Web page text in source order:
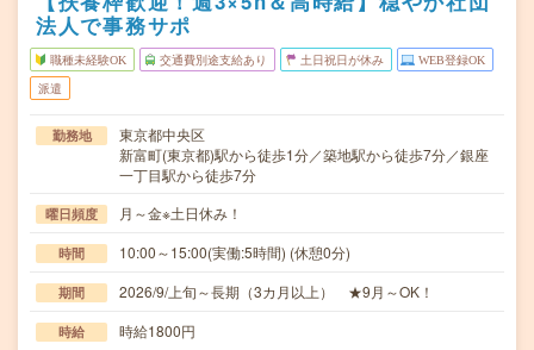
法人で事務サポ
職種未経験OK 交通費別途支給あり 土日祝日が休み WEB登録OK
派遣
勤務地
東京都中央区
新富町(東京都)駅から徒歩1分／築地駅から徒歩7分／銀座
一丁目駅から徒歩7分
曜日頻度 月～金※土日休み！
時間 10:00～15:00(実働:5時間) (休憩0分)
期間 2026/9/上旬～長期（3カ月以上） ★9月～OK！
時給 時給1800円